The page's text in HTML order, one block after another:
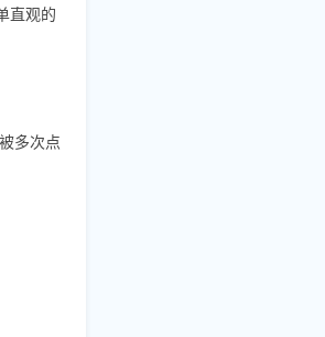
直观的
多次点